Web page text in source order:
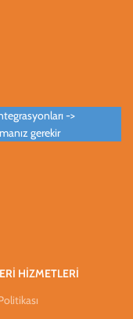
->
gerekir
HİZMETLERİ